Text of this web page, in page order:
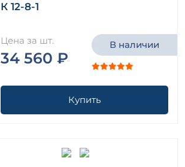
К 12-8-1
Цена за шт.
34 560 ₽
В наличии
Купить